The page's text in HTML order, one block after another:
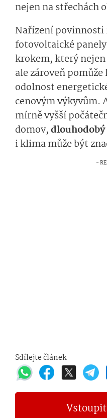
nejen na střechách
Nařízení
fotovoltaické
krokem, který
ale zároveň
odolnost
cenovým výkyvům.
mírně vyšší
domov,
i klima může být
Sdílejte článek